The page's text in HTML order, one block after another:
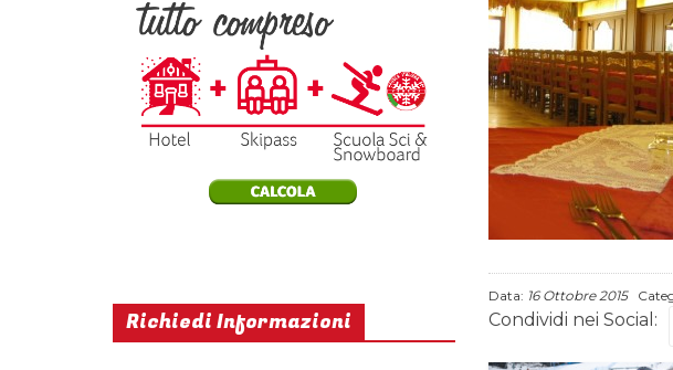
Data: 16 Ottobre 2015
Condividi nei Social:
Richiedi Informazioni